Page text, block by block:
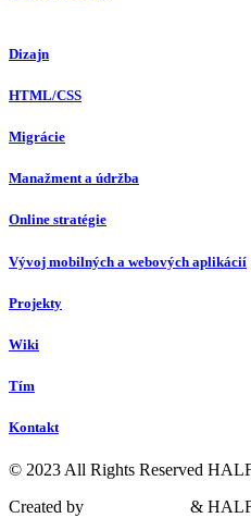
Dizajn
HTML/CSS
Migrácie
Manažment a údržba
Online stratégie
Vývoj mobilných a webových aplikácií
Projekty
Wiki
Tím
Kontakt
© 2023 All Rights Reserved
Created by
&